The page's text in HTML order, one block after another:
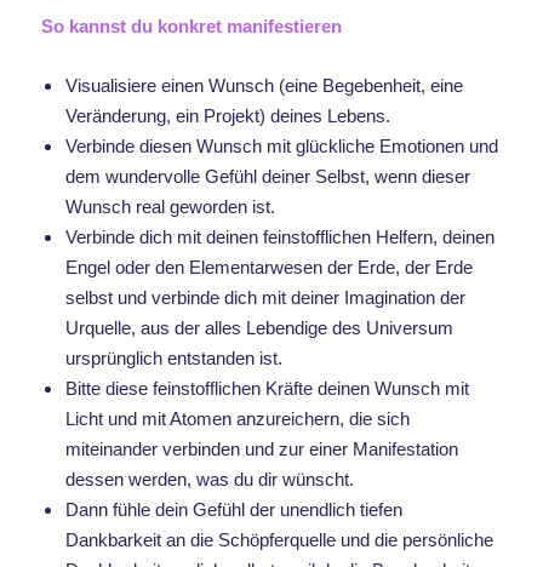
So kannst du konkret manifestieren
Visualisiere einen Wunsch (eine Begebenheit, eine
Veränderung, ein Projekt) deines Lebens.
Verbinde diesen Wunsch mit glückliche Emotionen und
dem wundervolle Gefühl deiner Selbst, wenn dieser
Wunsch real geworden ist.
Verbinde dich mit deinen feinstofflichen Helfern, deinen
Engel oder den Elementarwesen der Erde, der Erde
selbst und verbinde dich mit deiner Imagination der
Urquelle, aus der alles Lebendige des Universum
ursprünglich entstanden ist.
Bitte diese feinstofflichen Kräfte deinen Wunsch mit
Licht und mit Atomen anzureichern, die sich
miteinander verbinden und zur einer Manifestation
dessen werden, was du dir wünscht.
Dann fühle dein Gefühl der unendlich tiefen
Dankbarkeit an die Schöpferquelle und die persönliche